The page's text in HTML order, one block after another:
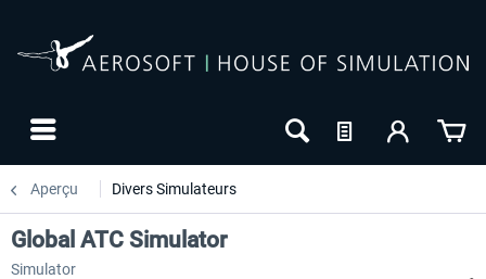
Aperçu Divers Simulateurs
Global ATC Simulator
Simulator